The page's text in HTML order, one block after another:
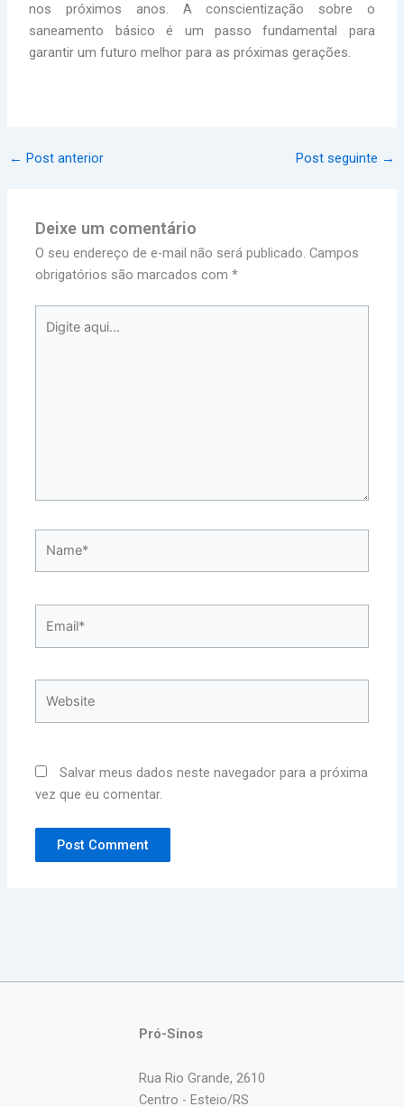
nos próximos anos. A conscientização sobre o
saneamento básico é um passo fundamental para
garantir um futuro melhor para as próximas gerações.
← Post anterior Post seguinte →
Deixe um comentário
O seu endereço de e-mail não será publicado. Campos
obrigatórios são marcados com*
aqui...
Salvar meus dados neste navegador para a próxima
vez que eu comentar.
Pró-Sinos
Rua Rio Grande, 2610
Centro - Esteio/RS